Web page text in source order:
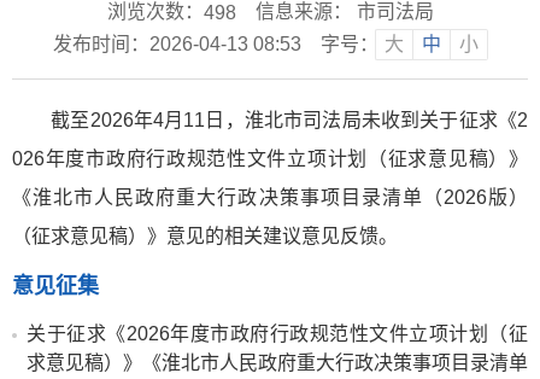
浏览次数： 498
信息来源： 市司法局
发布时间：2026-04-13 08:53
字号： 大 中 小
截至2026年4月11日，淮北市司法局未收到 关于征求《2
026年度市政府行政规范性文件立项计划（征求意见稿）》
《淮北市人民政府重大行政决策事项目录清单（2026版）
（征求意见稿）》意见的相关建议意见反馈。
意见征集
关于征求《2026年度市政府行政规范性文件立项计划（征
求意见稿）》《淮北市人民政府重大行政决策事项目录清单